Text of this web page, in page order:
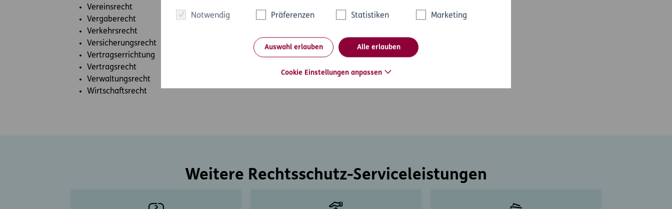
Notwendig Präferenzen Statistiken Marketing
Auswahl erlauben Alle erlauben
Cookie Einstellungen anpassen
Vereinsrecht
Vergaberecht
Verkehrsrecht
Versicherungsrecht
Vertragserrichtung
Vertragsrecht
Verwaltungsrecht
Wirtschaftsrecht
Weitere Rechtsschutz-Serviceleistungen